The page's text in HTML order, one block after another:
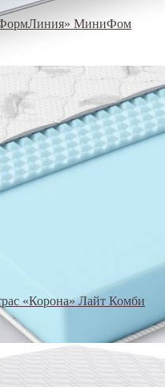
МиниФом
«Корона» Лайт Комби